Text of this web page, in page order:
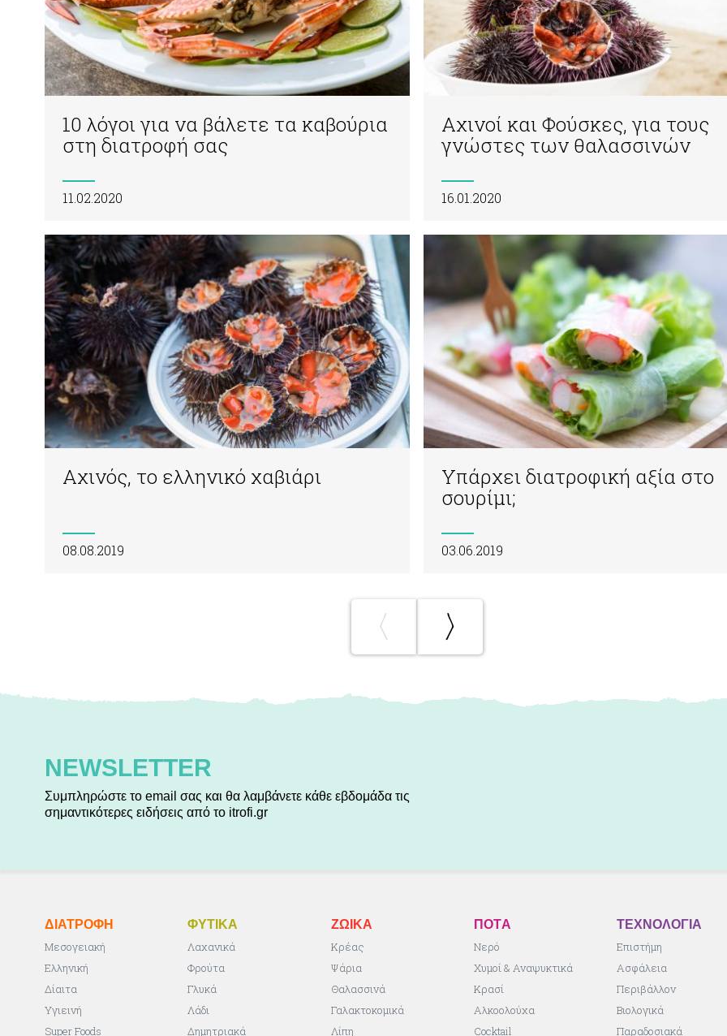
10 λόγοι για να βάλετε τα καβούρια
στη διατροφή σας
11.02.2020
Αχινοί και Φούσκες, για τους
γνώστες των θαλασσινών
16.01.2020
Αχινός, το ελληνικό χαβιάρι
08.08.2019
Υπάρχει διατροφική αξία στο
σουρίμι;
03.06.2019
NEWSLETTER
Συμπληρώστε το email σας και θα λαμβάνετε κάθε εβδομάδα τις
σημαντικότερες ειδήσεις από το itrofi.gr
ΔΙΑΤΡΟΦΗ
Μεσογειακή
Ελληνική
Δίαιτα
Υγιεινή
Super Foods
ΦΥΤΙΚA
Λαχανικά
Φρούτα
Γλυκά
Λάδι
Δημητριακά
ΖΩΙΚA
Κρέας
Ψάρια
Θαλασσινά
Γαλακτοκομικά
Λίπη
ΠΟΤA
Νερό
Χυμοί & Αναψυκτικά
Κρασί
Αλκοολούχα
Cocktail
ΤΕΧΝΟΛΟΓΙΑ
Επιστήμη
Ασφάλεια
Περιβάλλον
Βιολογικά
Παραδοσιακά